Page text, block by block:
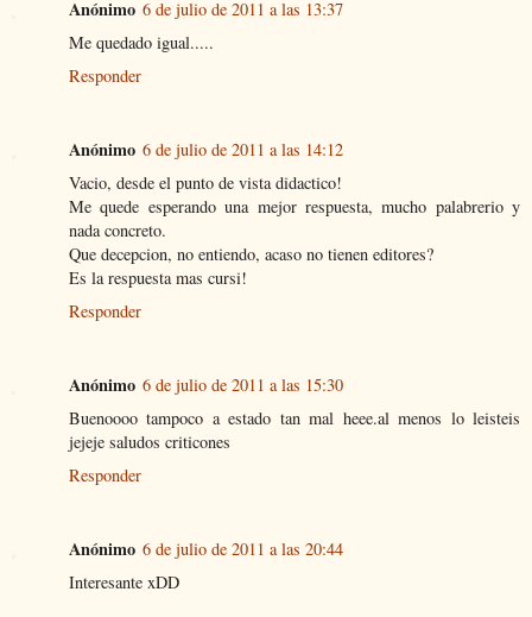
Anónimo 6 de julio de 2011 a las 13:37
Me quedado igual.....
Responder
Anónimo 6 de julio de 2011 a las 14:12
Vacio, desde el punto de vista didactico!
Me quede esperando una mejor respuesta, mucho palabrerio y
nada concreto.
Que decepcion, no entiendo, acaso no tienen editores?
Es la respuesta mas cursi!
Responder
Anónimo 6 de julio de 2011 a las 15:30
Buenoooo tampoco a estado tan mal heee.al menos lo leisteis
jejeje saludos criticones
Responder
Anónimo 6 de julio de 2011 a las 20:44
Interesante xDD